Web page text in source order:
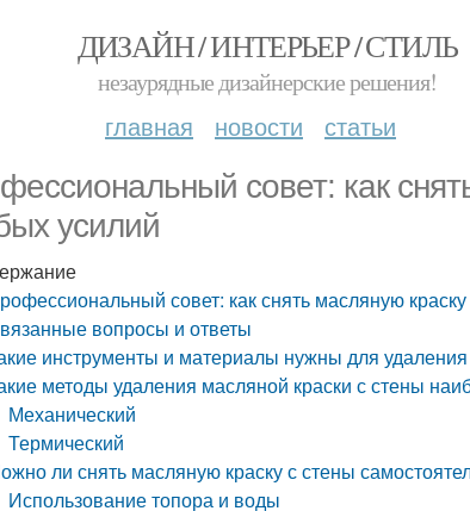
ДИЗАЙН / ИНТЕРЬЕР / СТИЛЬ
незаурядные дизайнерские решения!
главная новости статьи
совет: как
усилий
совет: как снять масляную
вопросы и ответы
инструменты и материалы нужны для
методы удаления масляной краски с стены
Механический
Термический
ли снять масляную краску с стены
Использование топора и воды